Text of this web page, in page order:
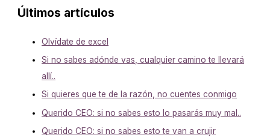
Últimos artículos
Olvídate de excel
Si no sabes adónde vas, cualquier camino te llevará
allí..
Si quieres que te de la razón, no cuentes conmigo
Querido CEO: si no sabes esto lo pasarás muy mal..
Querido CEO: si no sabes esto te van a crujir